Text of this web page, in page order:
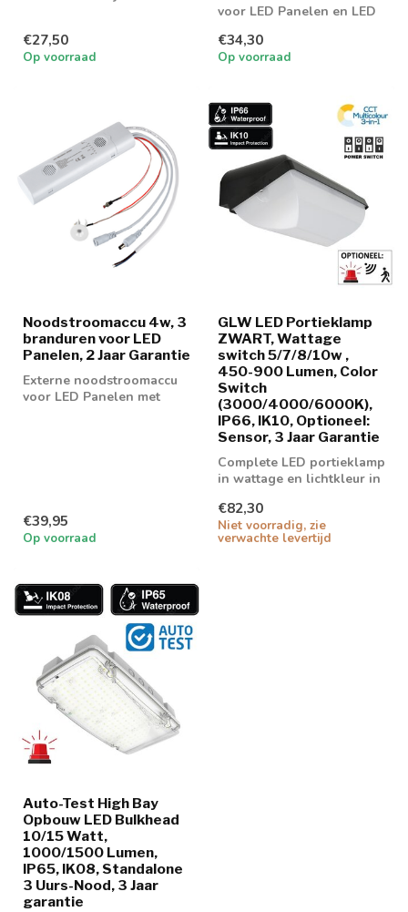
kantoren en o...
€27,50
Op voorraad
voor LED Panelen en LED
voeding
€34,30
Op voorraad
Noodstroomaccu 4w, 3
branduren voor LED
Panelen, 2 Jaar Garantie
Externe noodstroomaccu
voor LED Panelen met
€39,95
Op voorraad
GLW LED Portieklamp
ZWART, Wattage
switch 5/7/8/10w ,
450-900 Lumen, Color
Switch
(3000/4000/6000K),
IP66, IK10, Optioneel:
Sensor, 3 Jaar Garantie
Complete LED portieklamp
in wattage en lichtkleur in
€82,30
Niet voorradig, zie
verwachte levertijd
Auto-Test High Bay
Opbouw LED Bulkhead
10/15 Watt,
1000/1500 Lumen,
IP65, IK08, Standalone
3 Uurs-Nood, 3 Jaar
garantie